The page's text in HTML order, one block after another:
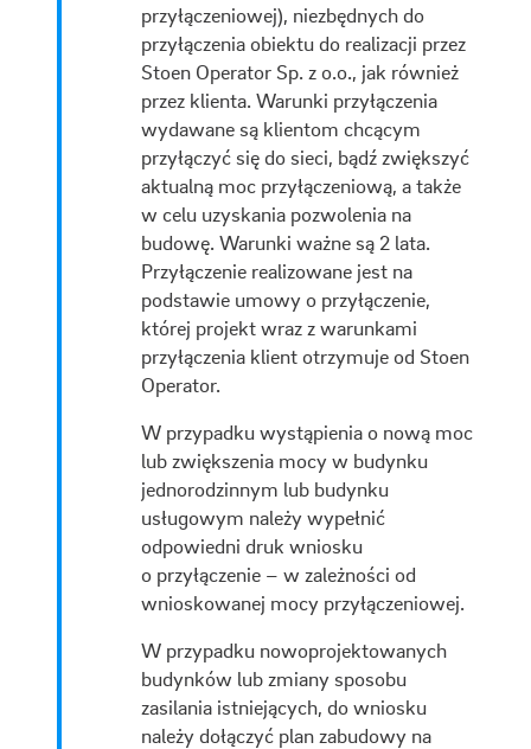
przyłączeniowej), niezbędnych do
przyłączenia obiektu do realizacji przez
Stoen Operator Sp. z o.o., jak również
przez klienta. Warunki przyłączenia
wydawane są klientom chcącym
przyłączyć się do sieci, bądź zwiększyć
aktualną moc przyłączeniową, a także
w celu uzyskania pozwolenia na
budowę. Warunki ważne są 2 lata.
Przyłączenie realizowane jest na
podstawie umowy o przyłączenie,
której projekt wraz z warunkami
przyłączenia klient otrzymuje od Stoen
Operator.
W przypadku wystąpienia o nową moc
lub zwiększenia mocy w budynku
jednorodzinnym lub budynku
usługowym należy wypełnić
odpowiedni druk wniosku
o przyłączenie – w zależności od
wnioskowanej mocy przyłączeniowej.
W przypadku nowoprojektowanych
budynków lub zmiany sposobu
zasilania istniejących, do wniosku
należy dołączyć plan zabudowy na